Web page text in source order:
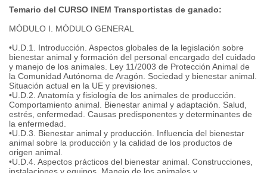
Temario del CURSO INEM Transportistas de ganado:
MÓDULO I. MÓDULO GENERAL
•U.D.1. Introducción. Aspectos globales de la legislación sobre
bienestar animal y formación del personal encargado del cuidado
y manejo de los animales. Ley 11/2003 de Protección Animal de
la Comunidad Autónoma de Aragón. Sociedad y bienestar animal.
Situación actual en la UE y previsiones.
•U.D.2. Anatomía y fisiología de los animales de producción.
Comportamiento animal. Bienestar animal y adaptación. Salud,
estrés, enfermedad. Causas predisponentes y determinantes de
la enfermedad.
•U.D.3. Bienestar animal y producción. Influencia del bienestar
animal sobre la producción y la calidad de los productos de
origen animal.
•U.D.4. Aspectos prácticos del bienestar animal. Construcciones,